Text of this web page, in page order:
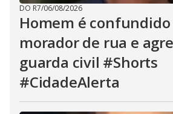
DO R7/06/08/2026
Homem é
morador de rua e
guarda civil #Shorts
#CidadeAlerta